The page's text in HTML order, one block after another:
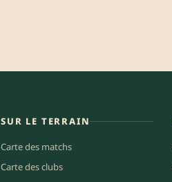
SUR LE TERRAIN
Carte des matchs
Carte des clubs